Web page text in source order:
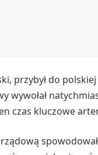
przybył do
wywołał
czas kluczowe